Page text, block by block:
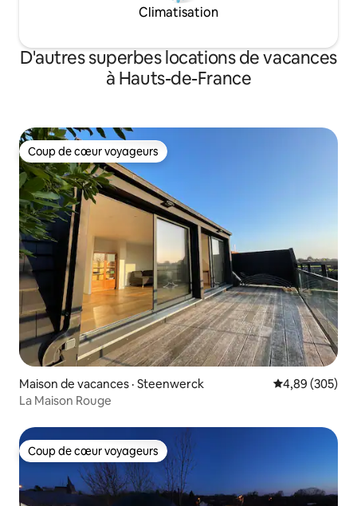
Climatisation
D'autres superbes locations de vacances
à Hauts-de-France
Coup de cœur voyageurs
Coup de cœur voyageurs
Maison de vacances · Steenwerck Note
4,89 (305)
La Maison Rouge
Coup de cœur voyageurs
Coup de cœur voyageurs